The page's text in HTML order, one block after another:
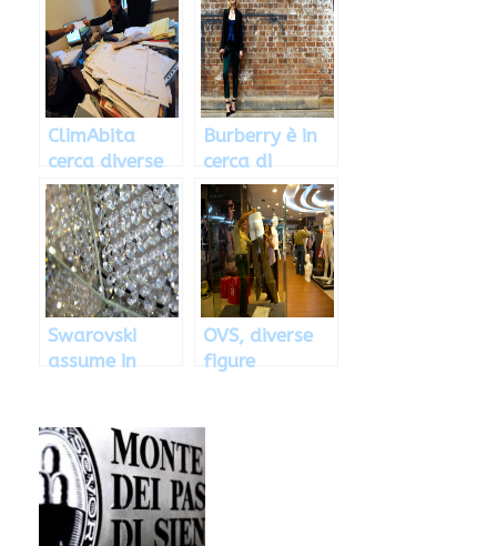
da assumere:
come
candidarsi
professionali
ClimAbita
cerca diverse
figure
professionali,
ecco di che si
tratta
Burberry è in
cerca di
personale da
assumere in
Italia e
all’estero
Swarovski
assume in
OVS, diverse
figure